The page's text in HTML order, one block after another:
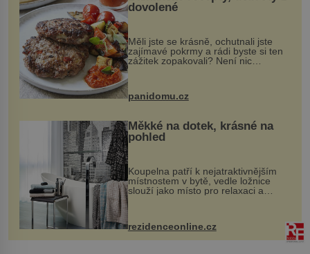
dovolené
Měli jste se krásně, ochutnali jste
zajímavé pokrmy a rádi byste si ten
zážitek zopakovali? Není nic
snazšího. Pljeskavica (10 porcí)
Možná jste ji ochutnali na dovolené v
bývalé Jugoslávii, lze ji vi...
panidomu.cz
Měkké na dotek, krásné na
pohled
Koupelna patří k nejatraktivnějším
místnostem v bytě, vedle ložnice
slouží jako místo pro relaxaci a
odpočinek. Koupelnový textil –
ručníky, osušky a koberečky –
mohou jako mávnutím kouzelného
proutku...
rezidenceonline.cz